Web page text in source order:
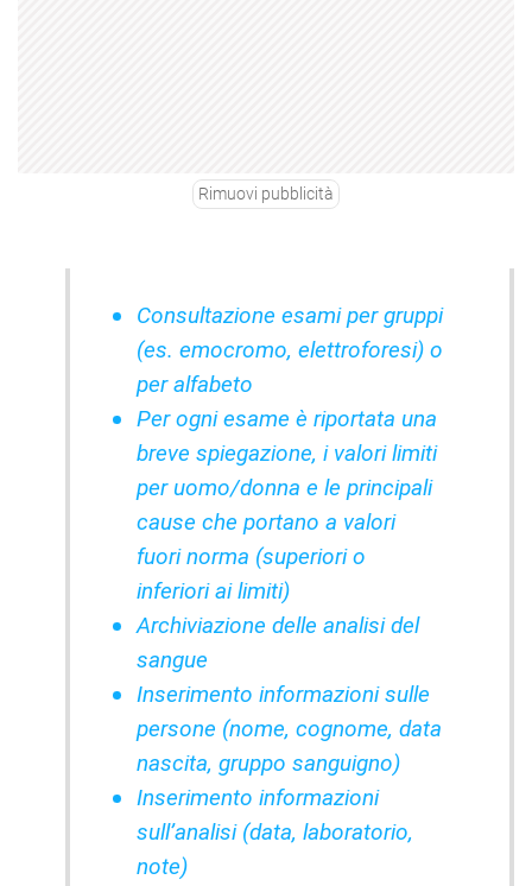
Rimuovi pubblicità
Consultazione esami per gruppi
(es. emocromo, elettroforesi) o
per alfabeto
Per ogni esame è riportata una
breve spiegazione, i valori limiti
per uomo/donna e le principali
cause che portano a valori
fuori norma (superiori o
inferiori ai limiti)
Archiviazione delle analisi del
sangue
Inserimento informazioni sulle
persone (nome, cognome, data
nascita, gruppo sanguigno)
Inserimento informazioni
sull’analisi (data, laboratorio,
note)